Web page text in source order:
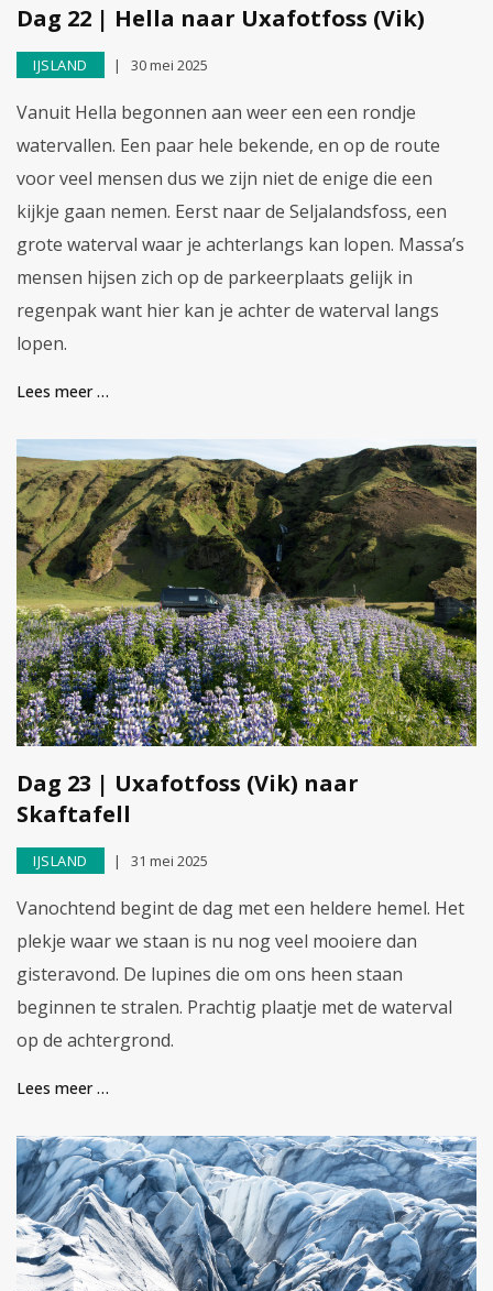
Dag 22 | Hella naar Uxafotfoss (Vik)
IJSLAND 30 mei 2025
Vanuit Hella begonnen aan weer een een rondje
watervallen. Een paar hele bekende, en op de route
voor veel mensen dus we zijn niet de enige die een
kijkje gaan nemen. Eerst naar de Seljalandsfoss, een
grote waterval waar je achterlangs kan lopen. Massa’s
mensen hijsen zich op de parkeerplaats gelijk in
regenpak want hier kan je achter de waterval langs
lopen.
Lees meer …
Dag 23 | Uxafotfoss (Vik) naar
Skaftafell
IJSLAND 31 mei 2025
Vanochtend begint de dag met een heldere hemel. Het
plekje waar we staan is nu nog veel mooiere dan
gisteravond. De lupines die om ons heen staan
beginnen te stralen. Prachtig plaatje met de waterval
op de achtergrond.
Lees meer …